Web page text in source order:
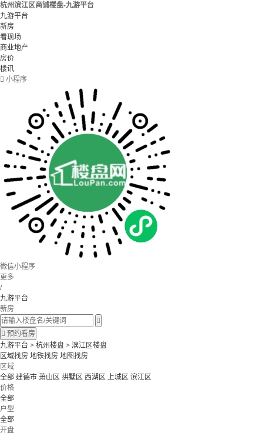
杭州滨江区商铺楼盘-九游平台
九游平台
新房
看现场
商业地产
房价
楼讯
 小程序
微信小程序
更多
/
九游平台
新房

 预约看房
九游平台 > 杭州楼盘 > 滨江区楼盘
区域找房 地铁找房 地图找房
区域
全部 建德市 萧山区 拱墅区 西湖区 上城区 滨江区
价格
全部
户型
全部
开盘